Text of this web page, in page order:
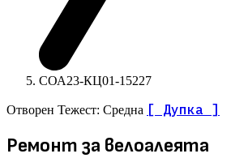
СОА23-КЦ01-15227
Отворен Тежест: Средна [ Дупка ]
Ремонт за велоалеята